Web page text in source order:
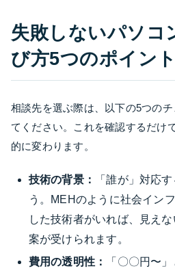
失敗しないパソコ
び方5つのポイント
相談先を選ぶ際は、以下の5つの
てください。これを確認するだけ
的に変わります。
技術の背景：
「誰が」対応
う。MEHのように社会イン
した技術者がいれば、見え
案が受けられます。
費用の透明性：
「〇〇円〜